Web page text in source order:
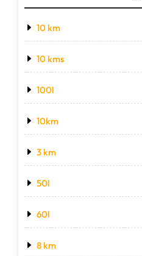
10 km
10 kms
100l
10km
3 km
50l
60l
8 km